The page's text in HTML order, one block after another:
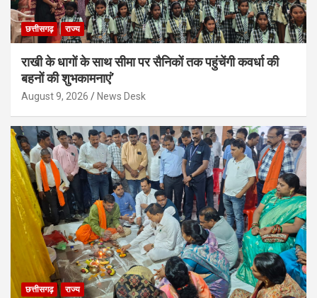
छत्तीसगढ़ राज्य
राखी के धागों के साथ सीमा पर सैनिकों तक पहुंचेंगी कवर्धा की
बहनों की शुभकामनाएं’
August 9, 2026 News Desk
छत्तीसगढ़ राज्य